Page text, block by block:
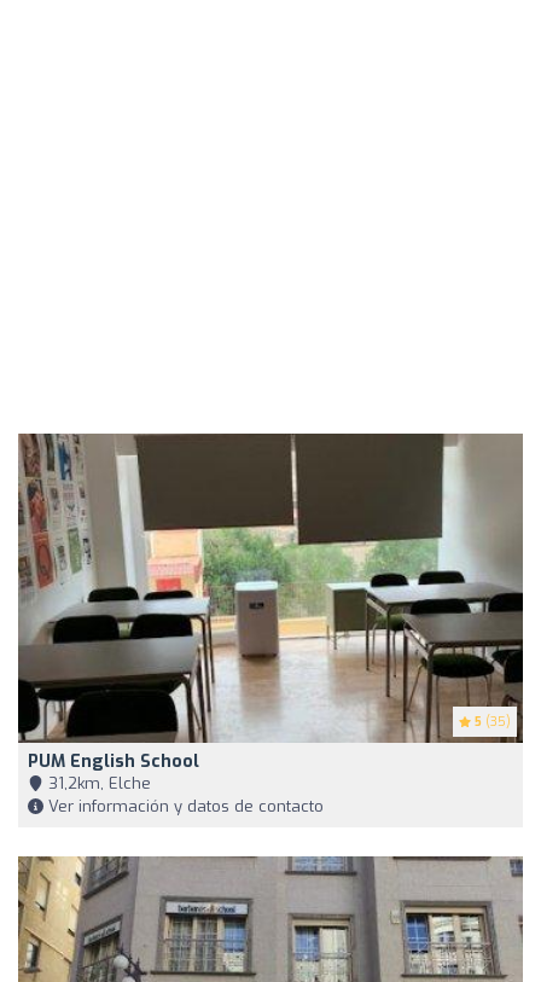
5 (35)
PUM English School
31,2km, Elche
Ver información y datos de contacto